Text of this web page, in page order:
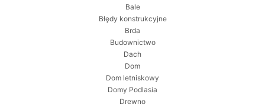
Bale
Błędy konstrukcyjne
Brda
Budownictwo
Dach
Dom
Dom letniskowy
Domy Podlasia
Drewno